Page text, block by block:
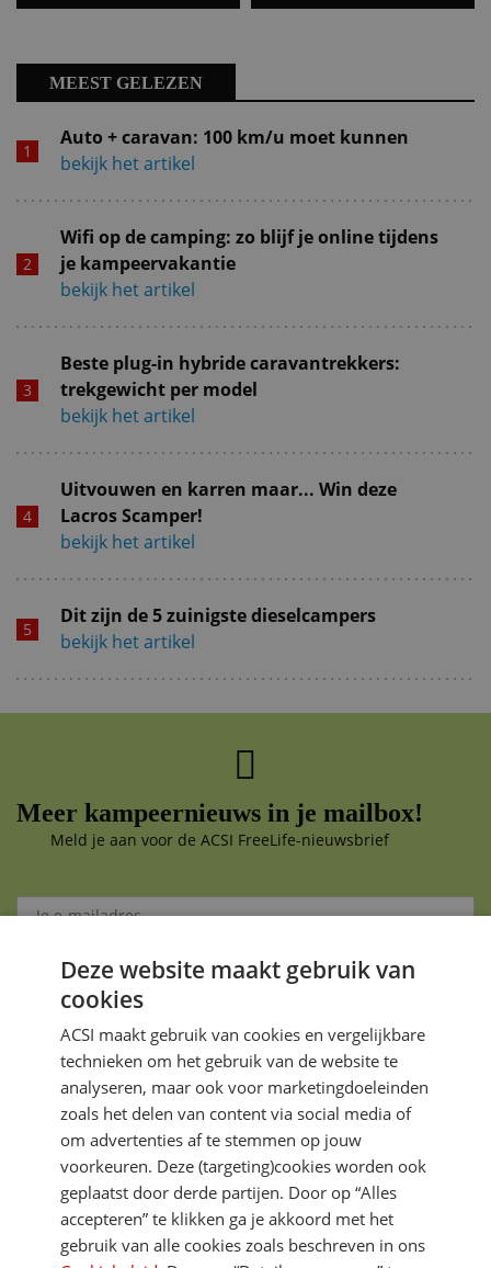
MEEST GELEZEN
Auto + caravan: 100 km/u moet kunnen
bekijk het artikel
Wifi op de camping: zo blijf je online tijdens
je kampeervakantie
bekijk het artikel
Beste plug-in hybride caravantrekkers:
trekgewicht per model
bekijk het artikel
Uitvouwen en karren maar... Win deze
Lacros Scamper!
bekijk het artikel
Dit zijn de 5 zuinigste dieselcampers
bekijk het artikel
Meer kampeernieuws in je mailbox!
Meld je aan voor de ACSI FreeLife-nieuwsbrief
Aanmelden
Je gegevens zijn veilig en worden niet gedeeld met anderen
DIRECT NAAR
MEER ACSI FREELIFE
Deze website maakt gebruik van
cookies
ACSI maakt gebruik van cookies en vergelijkbare
technieken om het gebruik van de website te
analyseren, maar ook voor marketingdoeleinden
zoals het delen van content via social media of
om advertenties af te stemmen op jouw
voorkeuren. Deze (targeting)cookies worden ook
geplaatst door derde partijen. Door op “Alles
accepteren” te klikken ga je akkoord met het
gebruik van alle cookies zoals beschreven in ons